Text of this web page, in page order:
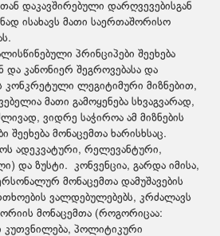
დაკავშირებული დარღვევებისგან
ისახავს მათი საერთაშორისო
პრინციპები შეეხება
და კანონიერ შეგროვებასა და
კონკრეტული ლეგიტიმური მიზნებით,
მათი გამოყენება სხვაგვარად,
ვიდრე საჭიროა ამ მიზნების
შეეხება მონაცემთა ხარისხსაც.
ადეკვატური, რელევანტური,
და ზუსტი. კონვენცია, გარდა იმისა,
მონაცემთა დამუშავების
ვალდებულებებს, კრძალავს
მონაცემთა (როგორიცაა:
კუთვნილება, პოლიტიკური